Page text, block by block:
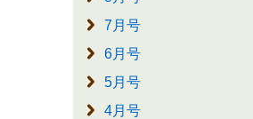
7月号
6月号
5月号
4月号